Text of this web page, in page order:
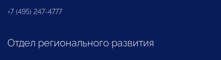
+7 (495) 247-4777
Отдел регионального развития